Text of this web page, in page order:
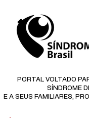
PORTAL VOLTADO
SÍNDROME
E A SEUS FAMILIARES,
©